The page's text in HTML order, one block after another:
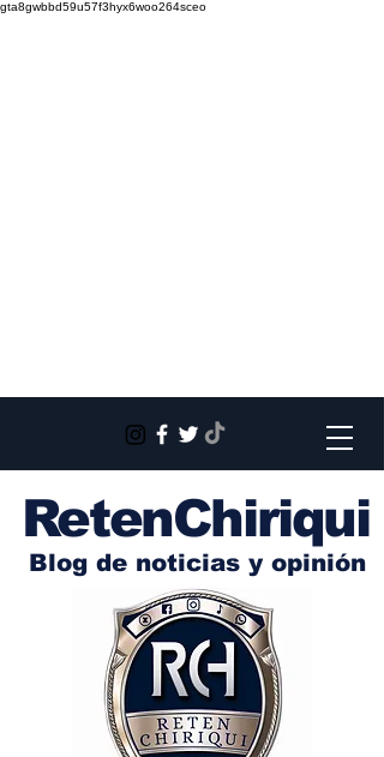
gta8gwbbd59u57f3hyx6woo264sceo
RetenChiriqui
Blog de noticias y opinión